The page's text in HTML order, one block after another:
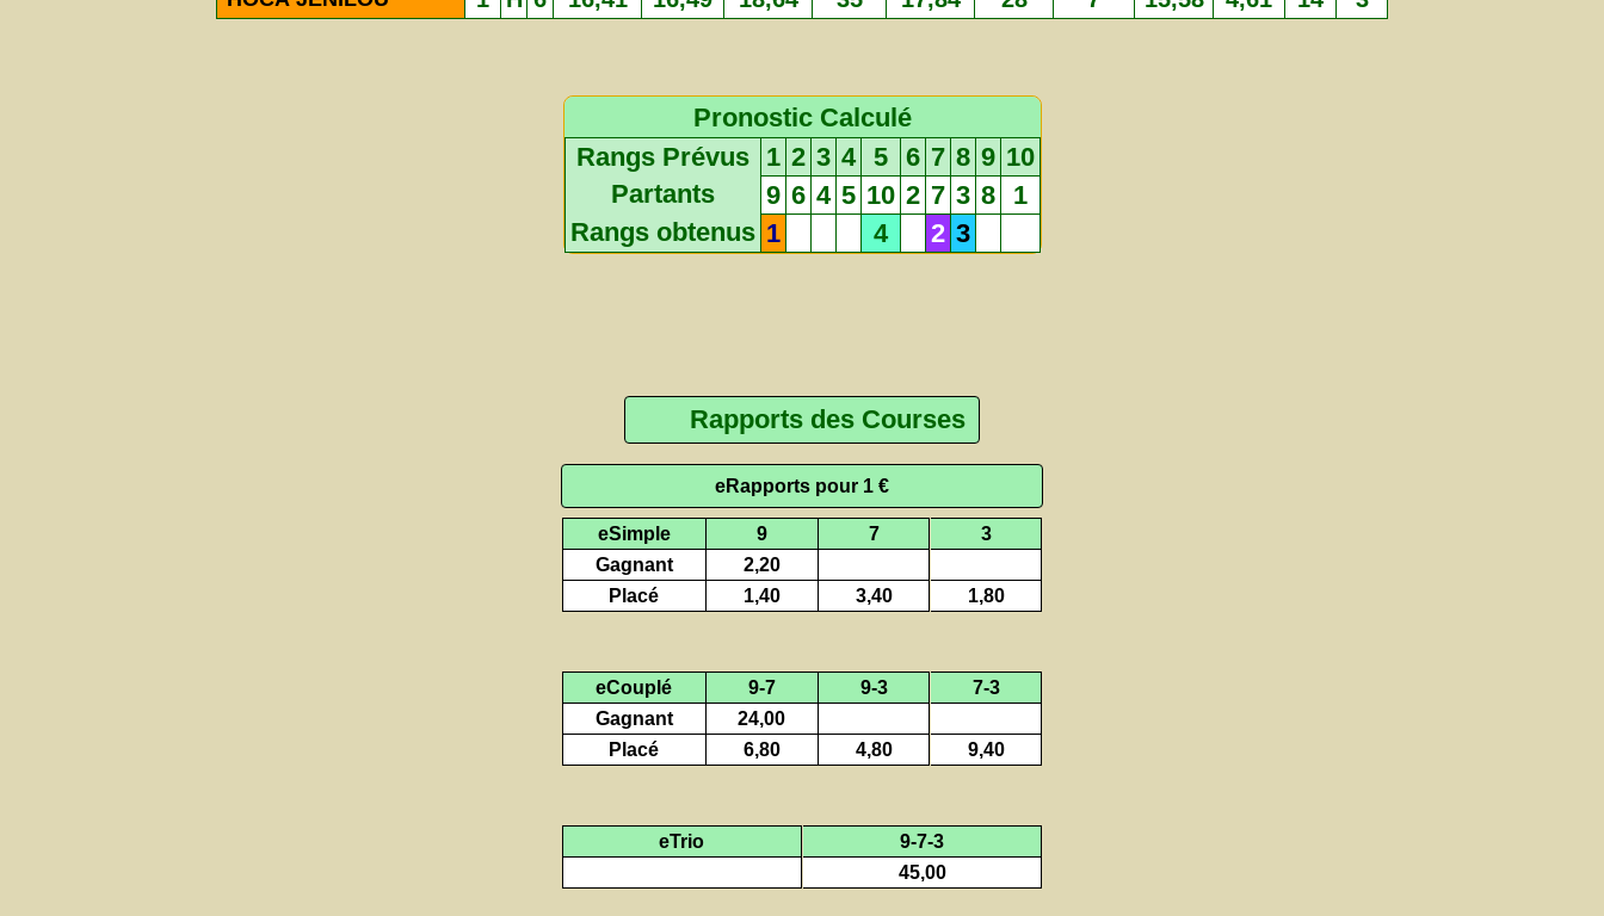
Pronostic Calculé
Rangs Prévus
1 2 3 4 5 6 7 8 9 10
Partants
9 6 4 5 10 2 7 3 8
1
Rangs obtenus 1 4 2 3
Rapports des Courses
eRapports pour 1 €
eSimple 9 7
3
Gagnant
2,20
Placé
1,40 3,40 1,80
eCouplé 9-7 9-3
7-3
Gagnant
24,00
Placé
6,80 4,80 9,40
eTrio
9-7-3
45,00